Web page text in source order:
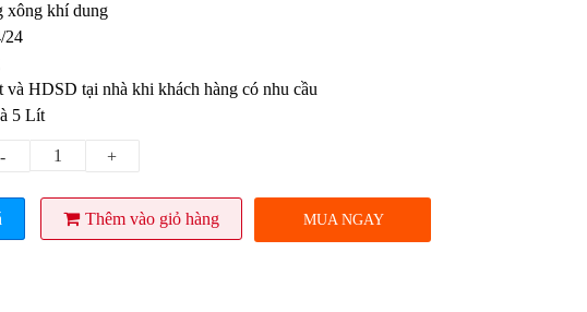
xông khí dung
24
và HDSD tại nhà khi khách hàng có nhu cầu
5 Lít
- +
Thêm vào giỏ hàng MUA NGAY